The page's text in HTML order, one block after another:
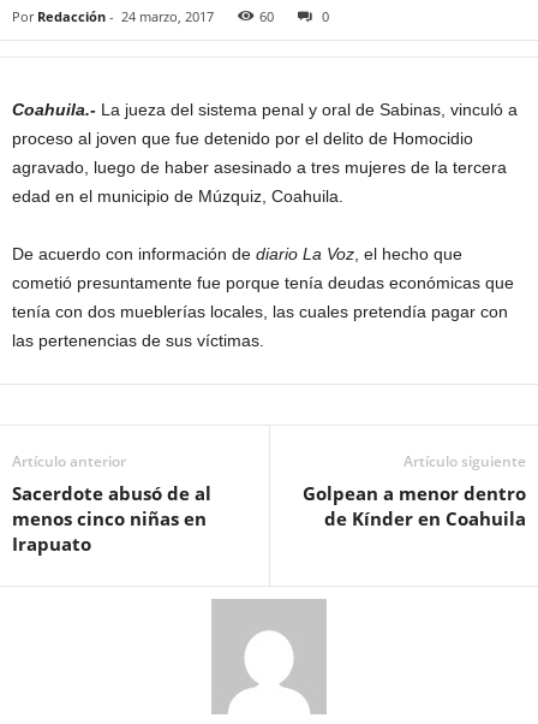
Por Redacción - 24 marzo, 2017 60 0
Coahuila.- La jueza del sistema penal y oral de Sabinas, vinculó a
proceso al joven que fue detenido por el delito de Homocidio
agravado, luego de haber asesinado a tres mujeres de la tercera
edad en el municipio de Múzquiz, Coahuila.
De acuerdo con información de diario La Voz , el hecho que
cometió presuntamente fue porque tenía deudas económicas que
tenía con dos mueblerías locales, las cuales pretendía pagar con
las pertenencias de sus víctimas.
Artículo anterior
Sacerdote abusó de al
menos cinco niñas en
Irapuato
Artículo siguiente
Golpean a menor dentro
de Kínder en Coahuila